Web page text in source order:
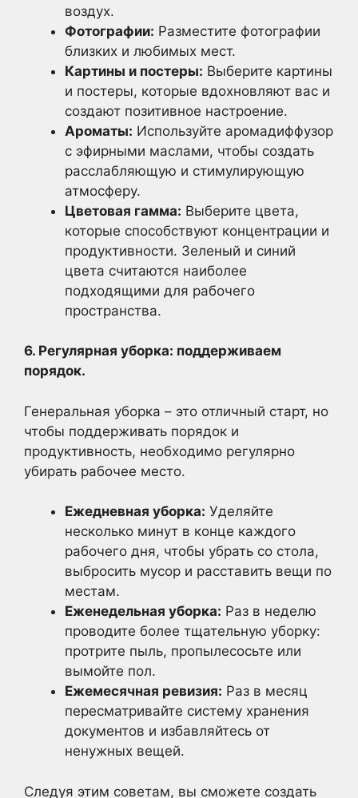
воздух.
Фотографии: Разместите фотографии
близких и любимых мест.
Картины и постеры: Выберите картины
и постеры, которые вдохновляют вас и
создают позитивное настроение.
Ароматы: Используйте аромадиффузор
с эфирными маслами, чтобы создать
расслабляющую и стимулирующую
атмосферу.
Цветовая гамма: Выберите цвета,
которые способствуют концентрации и
продуктивности. Зеленый и синий
цвета считаются наиболее
подходящими для рабочего
пространства.
6. Регулярная уборка: поддерживаем
порядок.
Генеральная уборка – это отличный старт, но
чтобы поддерживать порядок и
продуктивность, необходимо регулярно
убирать рабочее место.
Ежедневная уборка: Уделяйте
несколько минут в конце каждого
рабочего дня, чтобы убрать со стола,
выбросить мусор и расставить вещи по
местам.
Еженедельная уборка: Раз в неделю
проводите более тщательную уборку:
протрите пыль, пропылесосьте или
вымойте пол.
Ежемесячная ревизия: Раз в месяц
пересматривайте систему хранения
документов и избавляйтесь от
ненужных вещей.
Следуя этим советам, вы сможете создать